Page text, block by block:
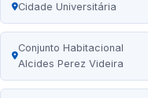
Cidade Universitária
Conjunto Habitacional
Alcides Perez Videira